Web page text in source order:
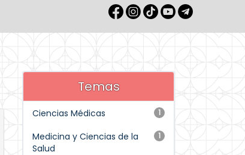
Temas
1
Ciencias Médicas
1
Medicina y Ciencias de la
Salud